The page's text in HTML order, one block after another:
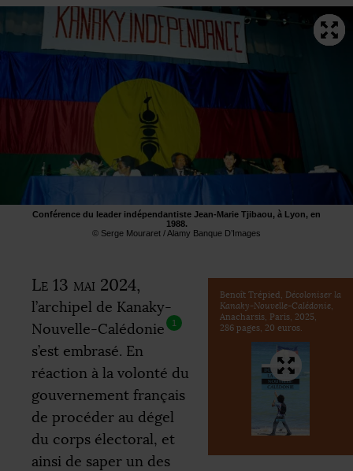
Conférence du leader indépendantiste Jean-Marie Tjibaou, à Lyon, en
1988.
© Serge Mouraret / Alamy Banque D’Images
Benoît Trépied, Décoloniser la
Kanaky-Nouvelle-Calédonie,
Anacharsis, Paris, 2025,
286 pages, 20 euros.
Le 13 mai 2024,
l’archipel de Kanaky-
Nouvelle-Calédonie
1
s’est embrasé. En
réaction à la volonté du
gouvernement français
de procéder au dégel
du corps électoral, et
ainsi de saper un des